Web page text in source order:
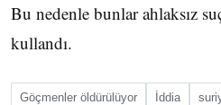
Bu nedenle bunlar ahlaksız
kullandı.
Göçmenler öldürülüyor İddia